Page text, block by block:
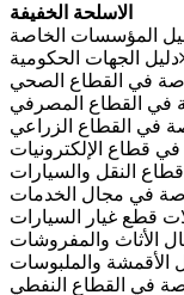
الاسلحة الخفيفة
المؤسسات الخاصة
دليل الجهات الحكومية
في القطاع الصحي
القطاع المصرفي
القطاع الزراعي
الإلكترونيات
النقل والسيارات
في مجال الخدمات
قطع غيار السيارات
والمفروشات
والملبوسات
في القطاع النفطي